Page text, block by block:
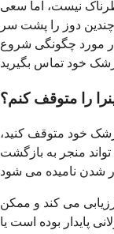
نیست، اما سعی
چندین دوز را پشت سر
مورد چگونگی شروع
را متوقف کنم؟
خود متوقف کنید،
منجر به بازگشت
می کند و ممکن
پایدار بوده است یا